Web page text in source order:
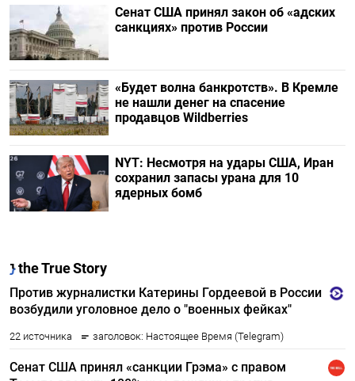
Сенат США принял закон об «адских
санкциях» против России
«Будет волна банкротств». В Кремле
не нашли денег на спасение
продавцов Wildberries
NYT: Несмотря на удары США, Иран
сохранил запасы урана для 10
ядерных бомб